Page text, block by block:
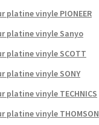
platine vinyle PIONEER
platine vinyle Sanyo
platine vinyle SCOTT
platine vinyle SONY
platine vinyle TECHNICS
platine vinyle THOMSON